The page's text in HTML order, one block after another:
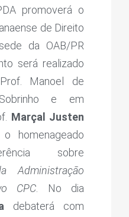
promoverá o
de Direito
da OAB/PR
será realizado
Manoel de
e em
Marçal Justen
homenageado
sobre
Administração
CPC. No dia
debaterá com